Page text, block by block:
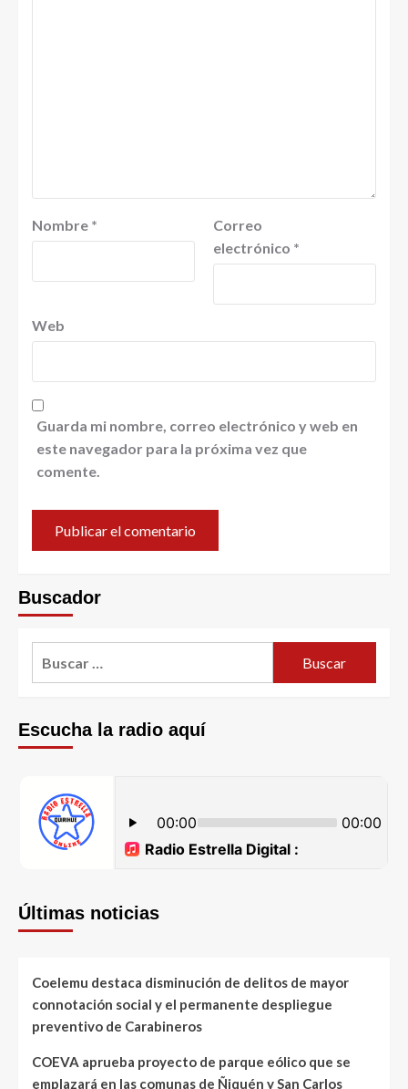
Nombre *
Correo
electrónico *
Web
Guarda mi nombre, correo electrónico y web en
este navegador para la próxima vez que
comente.
Buscador
Escucha la radio aquí
Últimas noticias
Coelemu destaca disminución de delitos de mayor
connotación social y el permanente despliegue
preventivo de Carabineros
COEVA aprueba proyecto de parque eólico que se
emplazará en las comunas de Ñiquén y San Carlos